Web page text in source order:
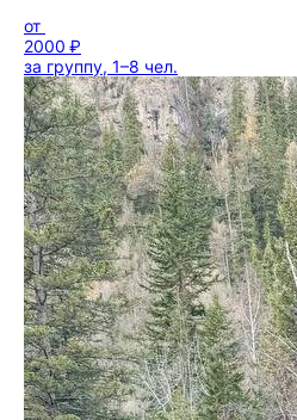
от
2000 ₽
за группу, 1–8 чел.